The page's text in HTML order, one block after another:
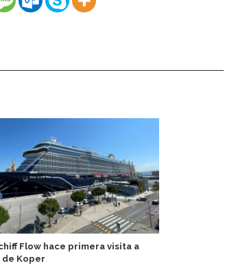
Flow hace primera visita a
de Koper